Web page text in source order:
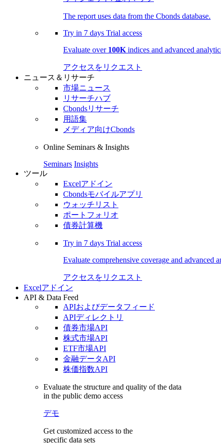
The report uses data from the Cbonds database.
Try in 7 days Trial access
Evaluate over 100K indices and advanced
アクセスをリクエスト
ニュース＆リサーチ
市場ニュース
リサーチハブ
Cbondsリサーチ
用語集
メディア向けCbonds
Online Seminars & Insights
Seminars Insights
ツール
Excelアドイン
Cbondsモバイルアプリ
ウォッチリスト
ポートフォリオ
債券計算機
Try in 7 days Trial access
Evaluate comprehensive coverage and advanced
アクセスをリクエスト
Excelアドイン
API & Data Feed
APIおよびデータフィード
APIディレクトリ
債券市場API
株式市場API
ETF市場API
金融データAPI
株価指数API
Evaluate the structure and quality of the data
in the public demo access
デモ
Get customized access to the
specific data sets